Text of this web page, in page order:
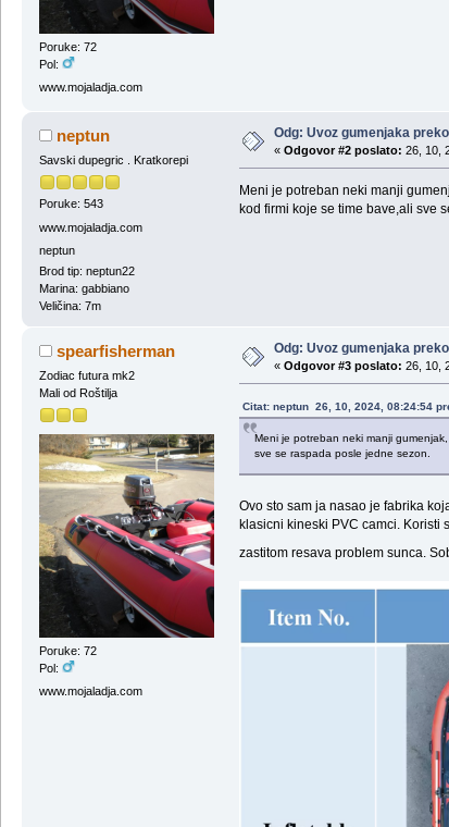
Poruke: 72
Pol:
www.mojaladja.com
neptun
Savski dupegric . Kratkorepi
Poruke: 543
www.mojaladja.com
neptun
Brod tip: neptun22
Marina: gabbiano
Veličina: 7m
Odg: Uvoz gumenjaka
« Odgovor #2 poslato: 26, 10,
Meni je potreban neki manji
kod firmi koje se time bave,ali sve
spearfisherman
Zodiac futura mk2
Mali od Roštilja
Poruke: 72
Pol:
www.mojaladja.com
Odg: Uvoz gumenjaka
« Odgovor #3 poslato: 26, 10,
Citat: neptun 26, 10, 2024, 08:24:54
Meni je potreban neki manji
sve se raspada posle jedne sezon.
Ovo sto sam ja nasao je fabrika
klasicni kineski PVC camci.
zastitom resava problem sunca.